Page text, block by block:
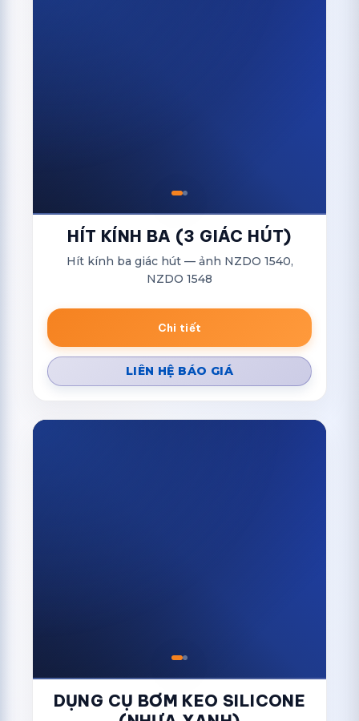
HÍT KÍNH BA (3 GIÁC HÚT)
Hít kính ba giác hút — ảnh NZDO 1540,
NZDO 1548
Chi tiết
LIÊN HỆ BÁO GIÁ
DỤNG CỤ BƠM KEO SILICONE